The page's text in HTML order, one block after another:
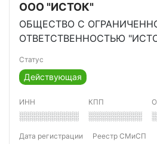
ООО "ИСТОК"
ОБЩЕСТВО С
ОТВЕТСТВЕННОСТЬЮ
Статус
Действующая
ИНН
░░░░░░░░░░
КПП
░░░░░░░░░
Дата регистрации Реестр СМиСП